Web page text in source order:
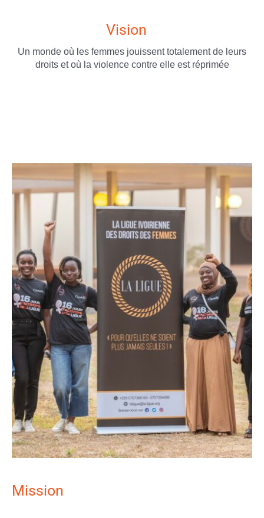
Vision
Un monde où les femmes jouissent totalement de leurs
droits et où la violence contre elle est réprimée
Mission